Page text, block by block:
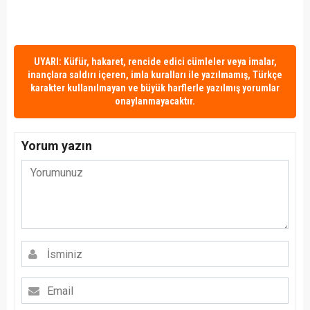
UYARI: Küfür, hakaret, rencide edici cümleler veya imalar,
inançlara saldırı içeren, imla kuralları ile yazılmamış, Türkçe
karakter kullanılmayan ve büyük harflerle yazılmış yorumlar
onaylanmayacaktır.
Yorum yazın